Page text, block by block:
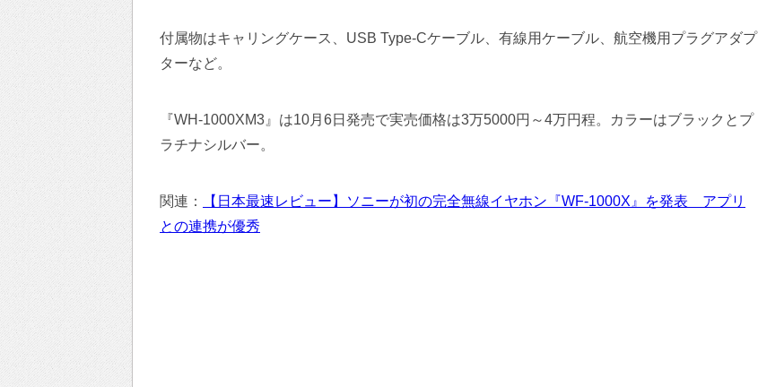
付属物はキャリングケース、USB Type-Cケーブル、有線用ケーブル、航空機用プラグアダプ
ターなど。
『WH-1000XM3』は10月6日発売で実売価格は3万5000円～4万円程。カラーはブラックとプ
ラチナシルバー。
関連：
【日本最速レビュー】ソニーが初の完全無線イヤホン『WF-1000X』を発表 アプリ
との連携が優秀